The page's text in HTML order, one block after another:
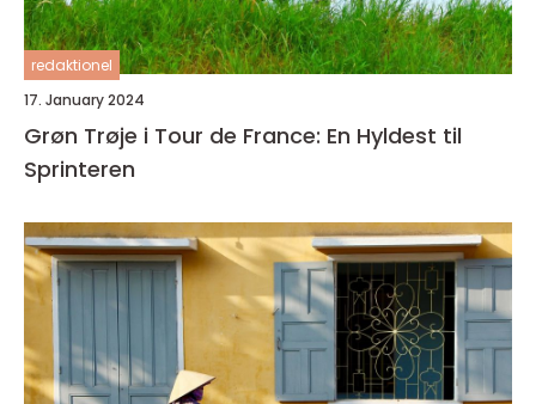
redaktionel
17. January 2024
Grøn Trøje i Tour de France: En Hyldest til
Sprinteren